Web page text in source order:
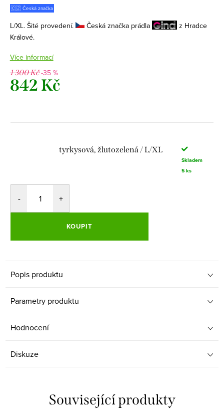
🇨🇿 Česká značka
L/XL. Šité provedení. Česká značka prádla
z Hradce
Králové.
Více informací
1 300 Kč-35 %
842 Kč
tyrkysová, žlutozelená / L/XL
Skladem
5 ks
KOUPIT
Popis produktu
Parametry produktu
Hodnocení
Diskuze
Související produkty